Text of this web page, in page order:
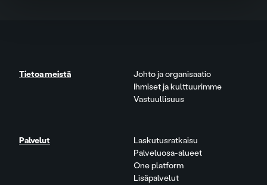
Tietoa meistä
Johto ja organisaatio
Ihmiset ja kulttuurimme
Vastuullisuus
Palvelut
Laskutusratkaisu
Palveluosa-alueet
One platform
Lisäpalvelut